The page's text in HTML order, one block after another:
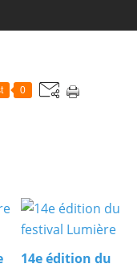
0
14e édition du